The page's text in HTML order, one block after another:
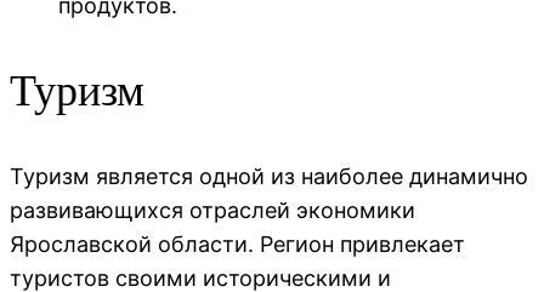
продуктов.
Туризм
Туризм является одной из наиболее динамично
развивающихся отраслей экономики
Ярославской области. Регион привлекает
туристов своими историческими и